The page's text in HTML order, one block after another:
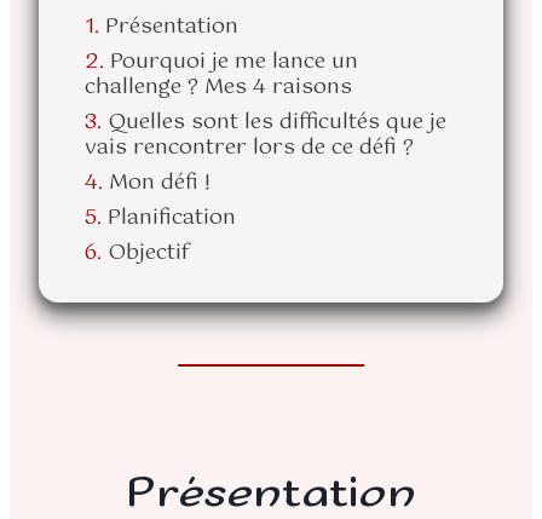
Présentation
Pourquoi je me lance un
challenge ? Mes 4 raisons
Quelles sont les difficultés que je
vais rencontrer lors de ce défi ?
Mon défi !
Planification
Objectif
Présentation